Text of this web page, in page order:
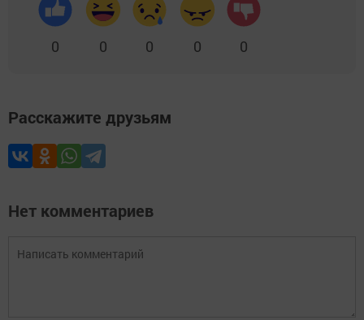
0 0 0 0 0
Расскажите друзьям
Нет комментариев